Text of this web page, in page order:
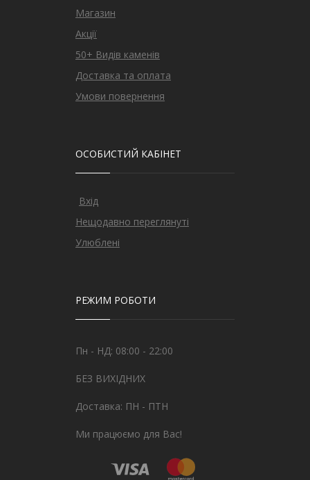
Магазин
Акції
50+ Видів каменів
Доставка та оплата
Умови повернення
ОСОБИСТИЙ КАБІНЕТ
Вхід
Нещодавно переглянуті
Улюблені
РЕЖИМ РОБОТИ
Пн - НД: 08:00 - 22:00
БЕЗ ВИХІДНИХ
Доставка: ПН - ПТН
Ми працюємо для Вас!